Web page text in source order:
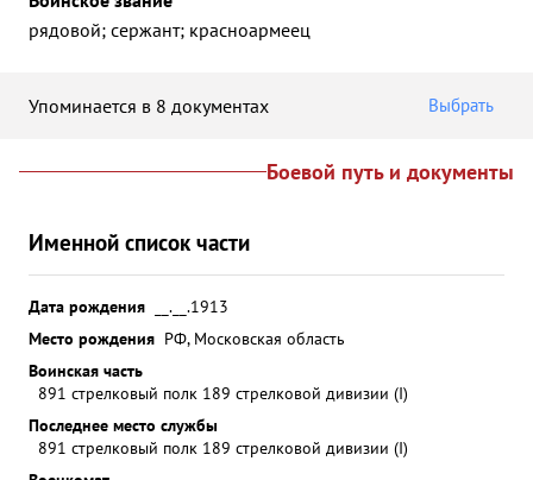
рядовой; сержант; красноармеец
Упоминается в 8 документах Выбрать
Боевой путь и документы
Именной список части
Дата рождения
__.__.1913
Место рождения РФ, Московская область
Воинская часть
891 стрелковый полк 189 стрелковой дивизии (I)
Последнее место службы
891 стрелковый полк 189 стрелковой дивизии (I)